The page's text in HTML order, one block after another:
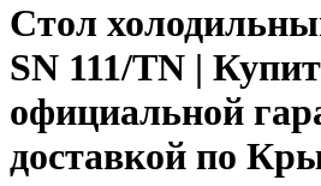
Стол
SN 111/TN |
официальной
доставкой по